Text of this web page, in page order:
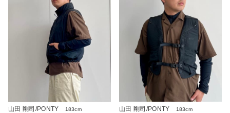
山田 剛司/PONTY
183cm
山田 剛司/PONTY
183cm